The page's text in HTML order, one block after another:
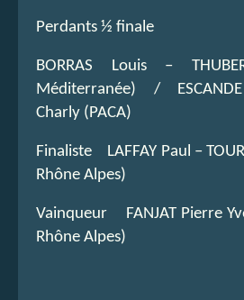
Perdants ½ finale
BORRAS Louis –
Méditerranée) / ESCANDE
Charly (PACA)
Finaliste LAFFAY Paul –
Rhône Alpes)
Vainqueur FANJAT Pierre
Rhône Alpes)